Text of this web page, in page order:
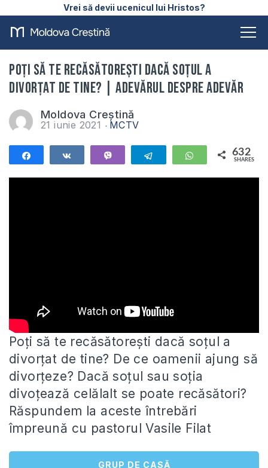
Vrei să devii ucenicul lui Hristos?
Poți să te recăsătorești dacă soțul a
divorțat de tine? | Adevărul despre Adevăr
Moldova Creștină
21 iunie 2021 MCTV
Telegram WhatsApp
632
SHARES
Poți să te recăsătorești dacă soțul a
divorțat de tine? De ce oamenii ajung să
divorțeze? Dacă soțul sau soția
divoțează celălalt se poate recăsători?
Răspundem la aceste întrebări
împreună cu pastorul Vasile Filat
GRUP DE CASĂ